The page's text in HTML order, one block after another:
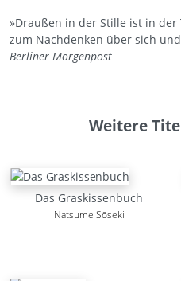
»Draußen in der Stille ist in
zum Nachdenken über sich
Berliner Morgenpost
Weitere
Das Graskissenbuch
Natsume Sōseki